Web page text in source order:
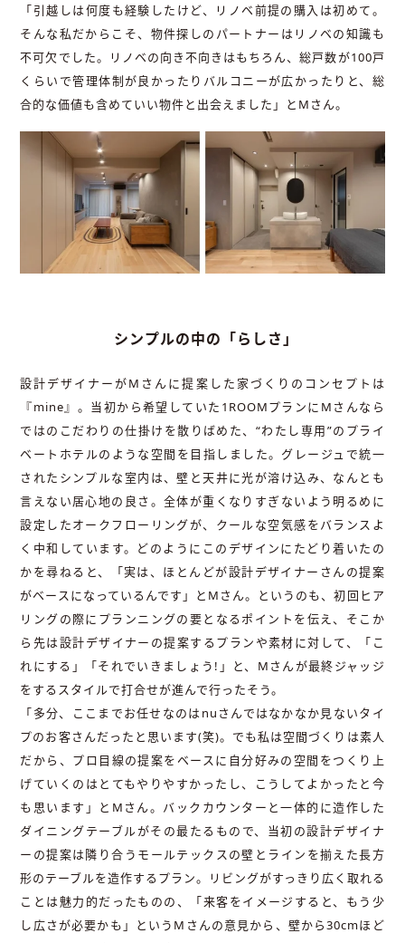
「引越しは何度も経験したけど、リノベ前提の購入は初めて。
そんな私だからこそ、物件探しのパートナーはリノベの知識も
不可欠でした。リノベの向き不向きはもちろん、総戸数が100戸
くらいで管理体制が良かったりバルコニーが広かったりと、総
合的な価値も含めていい物件と出会えました」とMさん。
シンプルの中の「らしさ」
設計デザイナーがMさんに提案した家づくりのコンセプトは
『mine』。当初から希望していた1ROOMプランにMさんなら
ではのこだわりの仕掛けを散りばめた、“わたし専用”のプライ
ベートホテルのような空間を目指しました。グレージュで統一
されたシンプルな室内は、壁と天井に光が溶け込み、なんとも
言えない居心地の良さ。全体が重くなりすぎないよう明るめに
設定したオークフローリングが、クールな空気感をバランスよ
く中和しています。どのようにこのデザインにたどり着いたの
かを尋ねると、「実は、ほとんどが設計デザイナーさんの提案
がベースになっているんです」とMさん。というのも、初回ヒア
リングの際にプランニングの要となるポイントを伝え、そこか
ら先は設計デザイナーの提案するプランや素材に対して、「こ
れにする」「それでいきましょう!」と、Mさんが最終ジャッジ
をするスタイルで打合せが進んで行ったそう。
「多分、ここまでお任せなのはnuさんではなかなか見ないタイ
プのお客さんだったと思います(笑)。でも私は空間づくりは素人
だから、プロ目線の提案をベースに自分好みの空間をつくり上
げていくのはとてもやりやすかったし、こうしてよかったと今
も思います」とMさん。バックカウンターと一体的に造作した
ダイニングテーブルがその最たるもので、当初の設計デザイナ
ーの提案は隣り合うモールテックスの壁とラインを揃えた長方
形のテーブルを造作するプラン。リビングがすっきり広く取れる
ことは魅力的だったものの、「来客をイメージすると、もう少
し広さが必要かも」というMさんの意見から、壁から30cmほど